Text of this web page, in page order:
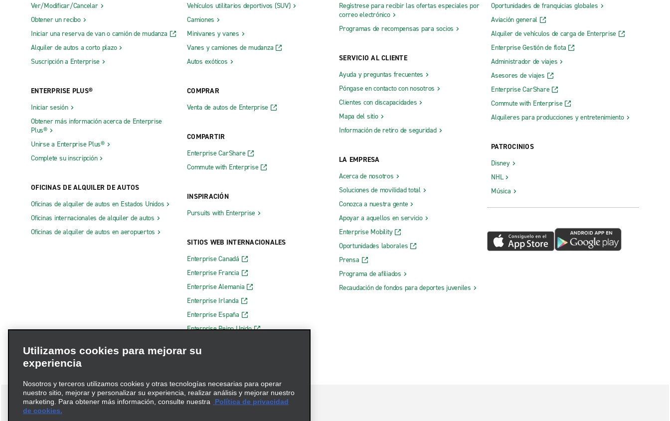
Ver/Modificar/Cancelar
Obtener un recibo
Iniciar una reserva de van o camión de mudanza
Alquiler de autos a corto plazo
Suscripción a Enterprise
ENTERPRISE PLUS®
Iniciar sesión
Obtener más información acerca de Enterprise
Plus®
Unirse a Enterprise Plus®
Complete su inscripción
OFICINAS DE ALQUILER DE AUTOS
Oficinas de alquiler de autos en Estados Unidos
Oficinas internacionales de alquiler de autos
Oficinas de alquiler de autos en aeropuertos
Vehículos utilitarios deportivos (SUV)
Camiones
Minivanes y vanes
Vanes y camiones de mudanza
Autos exóticos
COMPRAR
Venta de autos de Enterprise
COMPARTIR
Enterprise CarShare
Commute with Enterprise
INSPIRACIÓN
Pursuits with Enterprise
SITIOS WEB INTERNACIONALES
Enterprise Canadá
Enterprise Francia
Enterprise Alemania
Enterprise Irlanda
Enterprise España
Enterprise Reino Unido
Regístrese para recibir las ofertas especiales por
correo electrónico
Programas de recompensas para socios
SERVICIO AL CLIENTE
Ayuda y preguntas frecuentes
Póngase en contacto con nosotros
Clientes con discapacidades
Mapa del sitio
Información de retiro de seguridad
LA EMPRESA
Acerca de nosotros
Soluciones de movilidad total
Conozca a nuestra gente
Apoyar a aquellos en servicio
Enterprise Mobility
Oportunidades laborales
Prensa
Programa de afiliados
Recaudación de fondos para deportes juveniles
Oportunidades de franquicias globales
Aviación general
Alquiler de vehículos de carga de Enterprise
Enterprise Gestión de flota
Administrador de viajes
Asesores de viajes
Enterprise CarShare
Commute with Enterprise
Alquileres para producciones y entretenimiento
PATROCINIOS
Disney
NHL
Música
Utilizamos cookies para mejorar su
experiencia
Nosotros y terceros utilizamos cookies y otras tecnologías necesarias para operar
nuestro sitio, mejorar y personalizar su experiencia, realizar análisis y mejorar nuestro
marketing. Para obtener más información, consulte nuestra
Política de privacidad
de cookies.